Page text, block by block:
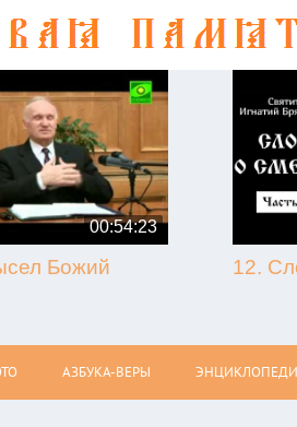
00:54:23
Божий
АЗБУКА-ВЕРЫ